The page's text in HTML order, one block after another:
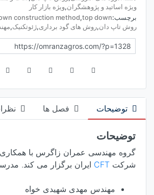
توضیحات فصل ها
توضیحات
گروه مهندسی عمران زاگرس با همکاری
شرکت CFT ایران برگزار می کند.
مهندس مهدی شهیدی خواه
ویژه اساتید و پژوهشگران,ویژه بازار کار
برچسب:top down
,
construction method
روش تاپ دان,روش های گود برداری,ژئوتکنیک,